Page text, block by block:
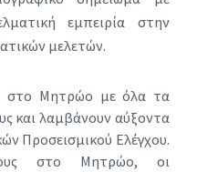
εμπειρία στην
μελετών.
στο Μητρώο με όλα τα
και λαμβάνουν αύξοντα
Προσεισμικού Ελέγχου.
στο Μητρώο, οι